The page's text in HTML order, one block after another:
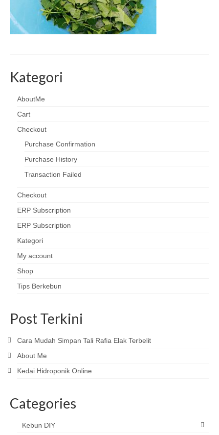
Kategori
AboutMe
Cart
Checkout
Purchase Confirmation
Purchase History
Transaction Failed
Checkout
ERP Subscription
ERP Subscription
Kategori
My account
Shop
Tips Berkebun
Post Terkini
Cara Mudah Simpan Tali Rafia Elak Terbelit
About Me
Kedai Hidroponik Online
Categories
Kebun DIY